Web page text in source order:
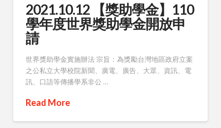
2021.10.12 【獎助學金】110
學年度世界獎助學金開放申
請
世界獎助學金實施辦法 宗旨：為獎勵台灣地區政府立案
之公私立大學校院新聞、廣電、廣告、大眾、資訊、電
訊、口語等傳播學系非公 …
Read More